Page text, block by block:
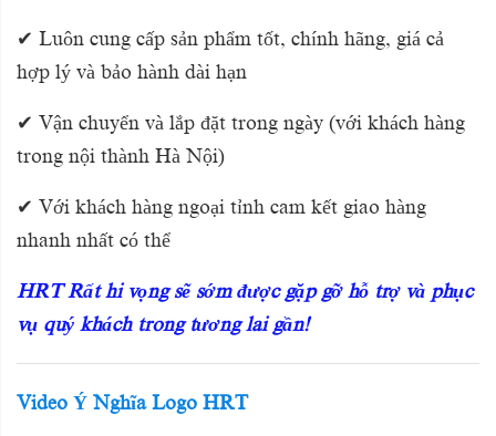
✔ Luôn cung cấp sản phẩm tốt, chính hãng, giá cả
hợp lý và bảo hành dài hạn
✔ Vận chuyển và lắp đặt trong ngày (với khách hàng
trong nội thành Hà Nội)
✔ Với khách hàng ngoại tỉnh cam kết giao hàng
nhanh nhất có thể
HRT Rất hi vọng sẽ sớm được gặp gỡ hỗ trợ và phục
vụ quý khách trong tương lai gần!
Video Ý Nghĩa Logo HRT